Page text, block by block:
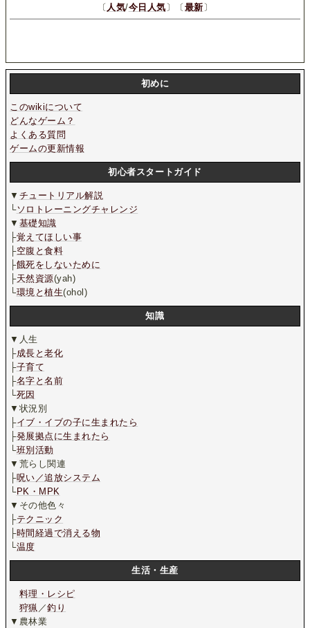
〔 人気/今日人気 〕〔 最新 〕
初めに
このwikiについて
どんなゲーム？
よくある質問
ゲームの更新情報
初心者スタートガイド
▼ チュートリアル解説
└ソロトレーニングチャレンジ
▼ 基礎知識
├覚えてほしい事
├空腹と食料
├餓死をしないために
├天然資源(yah)
└環境と植生(ohol)
知識
▼人生
├成長と老化
├子育て
├名字と名前
└死因
▼状況別
├イブ・イブの子に生まれたら
├発展拠点に生まれたら
└班別活動
▼荒らし関連
├呪い／追放システム
└PK・MPK
▼その他色々
├テクニック
├時間経過で消える物
└温度
生活・生産
料理・レシピ
狩猟 ／釣り
▼農林業